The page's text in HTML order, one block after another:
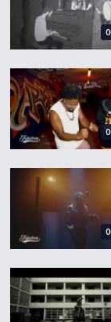
Ambiente de Jam
Limitless de
Mumbling Thorn